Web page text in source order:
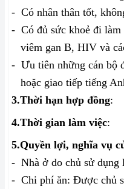
- Có nhân thân tốt,
- Có đủ sức khoẻ đi
viêm gan B, HIV và
- Ưu tiên những cán bộ
hoặc giao tiếp tiếng
3.Thời hạn hợp đồng:
4.Thời gian làm việc:
5.Quyền lợi, nghĩa vụ
- Nhà ở do chủ sử dụng
- Chi phí ăn: Được chủ